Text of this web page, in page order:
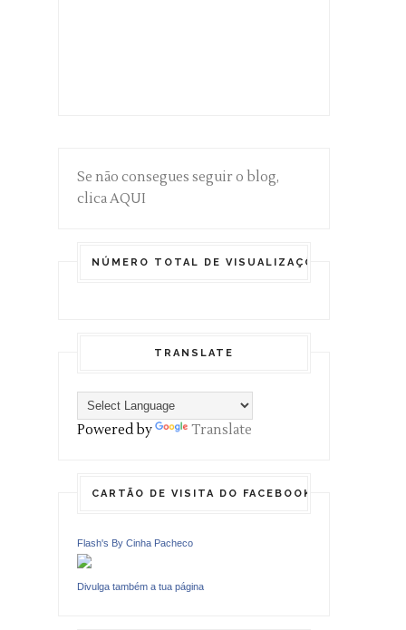
Se não consegues seguir o blog,
clica AQUI
NÚMERO TOTAL DE VISUALIZAÇÕES DE
TRANSLATE
Powered by Translate
CARTÃO DE VISITA DO FACEBOOK
Flash's By Cinha Pacheco
Divulga também a tua página